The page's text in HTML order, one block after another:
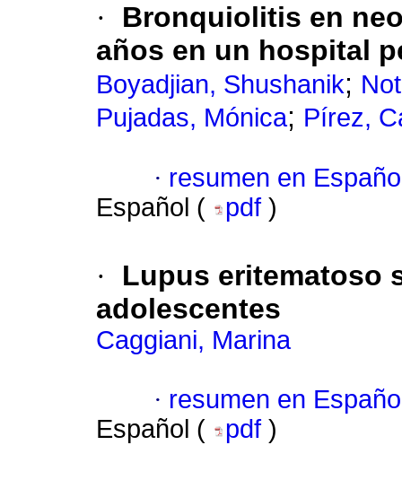
·
Bronquiolitis en
años en un hospital
Boyadjian, Shushanik;
Pujadas, Mónica; Pírez,
· resumen en
Español (
pdf )
·
Lupus eritematoso
adolescentes
Caggiani, Marina
· resumen en
Español (
pdf )